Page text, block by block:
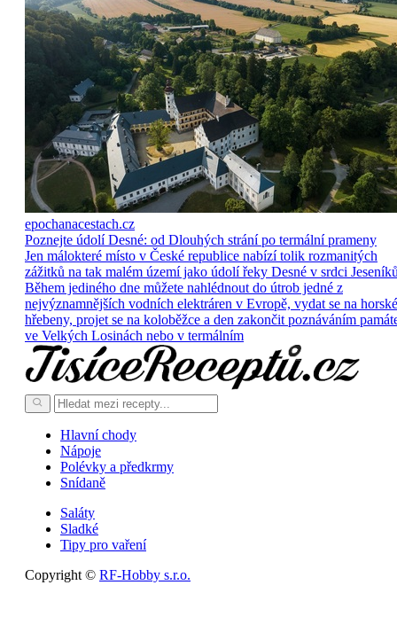
epochanacestach.cz
Poznejte údolí Desné: od Dlouhých strání po termální prameny
Jen málokteré místo v České republice nabízí tolik rozmanitých
zážitků na tak malém území jako údolí řeky Desné v srdci
Během jediného dne můžete nahlédnout do útrob jedné z
nejvýznamnějších vodních elektráren v Evropě, vydat se na horské
hřebeny, projet se na koloběžce a den zakončit poznáváním
ve Velkých Losinách nebo v termálním
Hlavní chody
Nápoje
Polévky a předkrmy
Snídaně
Saláty
Sladké
Tipy pro vaření
Copyright © RF-Hobby s.r.o.